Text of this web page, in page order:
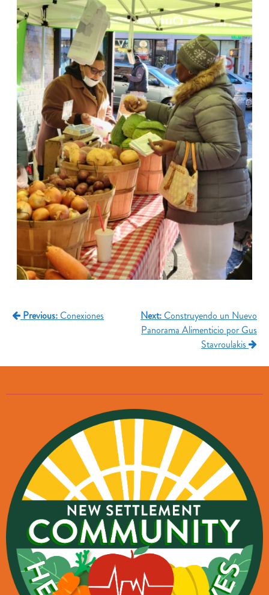
Navegación
entradas
Previous: Conexiones Next: Construyendo un Nuevo
Panorama Alimenticio por Gus
Stavroulakis